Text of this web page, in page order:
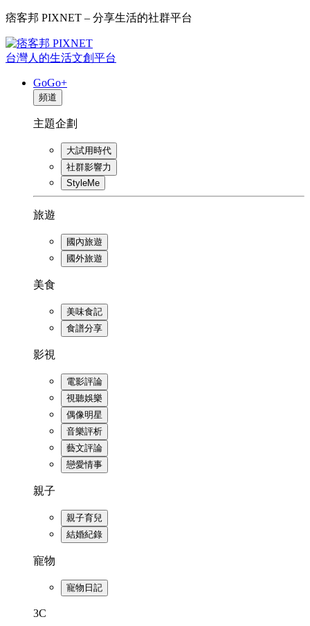
痞客邦 PIXNET – 分享生活的社群平台
台灣人的生活文創平台
GoGo+
頻道
主題企劃
大試用時代
社群影響力
StyleMe
旅遊
國內旅遊
國外旅遊
美食
美味食記
食譜分享
影視
電影評論
視聽娛樂
偶像明星
音樂評析
藝文評論
戀愛情事
親子
親子育兒
結婚紀錄
寵物
寵物日記
3C